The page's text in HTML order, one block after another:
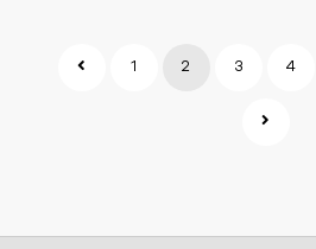
1 2 3 4